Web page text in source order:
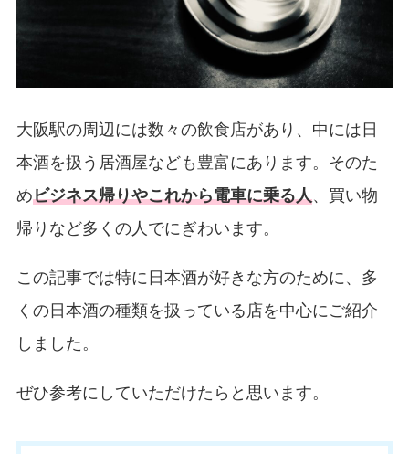
大阪駅の周辺には数々の飲食店があり、中には日
本酒を扱う居酒屋なども豊富にあります。そのた
めビジネス帰りやこれから電車に乗る人、買い物
帰りなど多くの人でにぎわいます。
この記事では特に日本酒が好きな方のために、多
くの日本酒の種類を扱っている店を中心にご紹介
しました。
ぜひ参考にしていただけたらと思います。